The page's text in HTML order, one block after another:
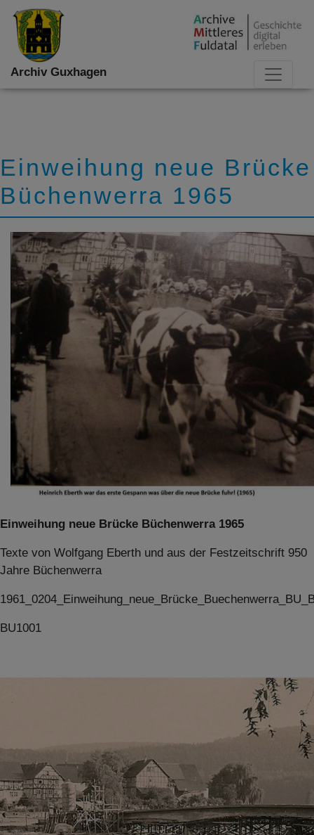
Archiv Guxhagen
Einweihung neue Brücke
Büchenwerra 1965
Einweihung neue Brücke Büchenwerra 1965
Texte von Wolfgang Eberth und aus der Festzeitschrift 950
Jahre Büchenwerra
BU1001